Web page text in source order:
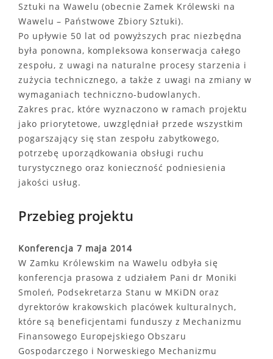
Sztuki na Wawelu (obecnie Zamek Królewski na
Wawelu – Państwowe Zbiory Sztuki).
Po upływie 50 lat od powyższych prac niezbędna
była ponowna, kompleksowa konserwacja całego
zespołu, z uwagi na naturalne procesy starzenia i
zużycia technicznego, a także z uwagi na zmiany w
wymaganiach techniczno-budowlanych.
Zakres prac, które wyznaczono w ramach projektu
jako priorytetowe, uwzględniał przede wszystkim
pogarszający się stan zespołu zabytkowego,
potrzebę uporządkowania obsługi ruchu
turystycznego oraz konieczność podniesienia
jakości usług.
Przebieg projektu
Konferencja 7 maja 2014
W Zamku Królewskim na Wawelu odbyła się
konferencja prasowa z udziałem Pani dr Moniki
Smoleń, Podsekretarza Stanu w MKiDN oraz
dyrektorów krakowskich placówek kulturalnych,
które są beneficjentami funduszy z Mechanizmu
Finansowego Europejskiego Obszaru
Gospodarczego i Norweskiego Mechanizmu